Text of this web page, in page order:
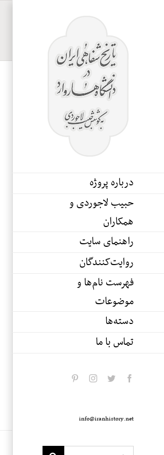
درباره پروژه
حبیب لاجوردی و
همکاران
راهنمای سایت
روایت‌کنندگان
فهرست نام‌ها و
موضوعات
دسته‌ها
تماس با ما
facebook
twitter
instagram
info@iranhistory.net